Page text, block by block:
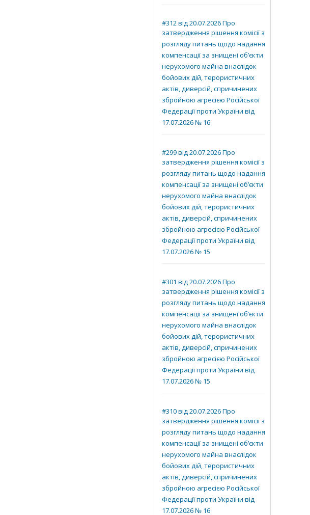
#312 від 20.07.2026 Про
затвердження рішення комісії з
розгляду питань щодо надання
компенсації за знищені об’єкти
нерухомого майна внаслідок
бойових дій, терористичних
актів, диверсій, спричинених
збройною агресією Російської
Федерації проти України від
17.07.2026 № 16
#299 від 20.07.2026 Про
затвердження рішення комісії з
розгляду питань щодо надання
компенсації за знищені об’єкти
нерухомого майна внаслідок
бойових дій, терористичних
актів, диверсій, спричинених
збройною агресією Російської
Федерації проти України від
17.07.2026 № 15
#301 від 20.07.2026 Про
затвердження рішення комісії з
розгляду питань щодо надання
компенсації за знищені об’єкти
нерухомого майна внаслідок
бойових дій, терористичних
актів, диверсій, спричинених
збройною агресією Російської
Федерації проти України від
17.07.2026 № 15
#310 від 20.07.2026 Про
затвердження рішення комісії з
розгляду питань щодо надання
компенсації за знищені об’єкти
нерухомого майна внаслідок
бойових дій, терористичних
актів, диверсій, спричинених
збройною агресією Російської
Федерації проти України від
17.07.2026 № 16